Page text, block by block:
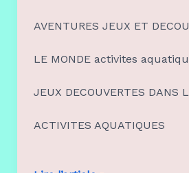
AVENTURES JEUX ET
LE MONDE activites
JEUX DECOUVERTES DANS
ACTIVITES AQUATIQUES